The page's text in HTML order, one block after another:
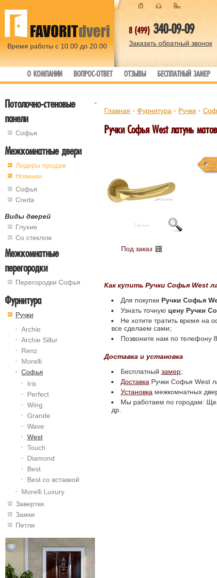
Время работы с 10.00 до 20.00
8 (499) 340-09-09
Заказать обратный звонок
О КОМПАНИИ ВОПРОС-ОТВЕТ ОТЗЫВЫ БЕСПЛАТНЫЙ ЗАМЕР
-
Потолочно-стеновые
панели
Софья
Межкомнатные двери
Лидеры продаж
Новинки
Софья
Creda
Виды дверей
Глухие
Со стеклом
Межкомнатные
перегородки
Перегородки Софья
Фурнитура
Ручки
Archie
Archie Sillur
Renz
Morelli
Софья
Iris
Perfect
Wing
Grande
Wave
West
Touch
Diamond
Best
Best со вставкой
Morelli Luxury
Завертки
Замки
Петли
Главная Фурнитура Ручки
Ручки Софья West латунь
Под заказ
Как купить Ручки Софья West
Для покупки Ручки Софья
Узнать точную цену Ручки
Не хотите тратить время на
все сделаем сами;
Позвоните нам по телефону
Доставка и установка
Бесплатный замер;
Доставка Ручки Софья West
Установка межкомнатных
Мы работаем по городам:
др.